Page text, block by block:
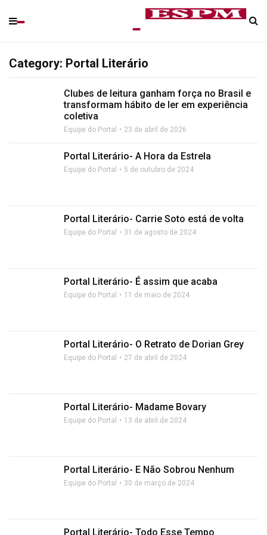
Category: Portal Literário
Clubes de leitura ganham força no Brasil e
transformam hábito de ler em experiência
coletiva
Equipe do Portal 23 de abril de 2026
Portal Literário- A Hora da Estrela
Equipe do Portal 5 de outubro de 2024
Portal Literário- Carrie Soto está de volta
Equipe do Portal 31 de agosto de 2024
Portal Literário- É assim que acaba
Equipe do Portal 11 de maio de 2024
Portal Literário- O Retrato de Dorian Grey
Equipe do Portal 27 de abril de 2024
Portal Literário- Madame Bovary
Equipe do Portal 13 de abril de 2024
Portal Literário- E Não Sobrou Nenhum
Equipe do Portal 30 de março de 2024
Portal Literário- Todo Esse Tempo